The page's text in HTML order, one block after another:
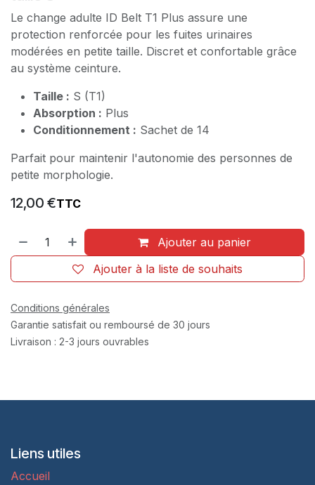
Le change adulte ID Belt T1 Plus assure une
protection renforcée pour les fuites urinaires
modérées en petite taille. Discret et confortable grâce
au système ceinture.
Taille : S (T1)
Absorption : Plus
Conditionnement : Sachet de 14
Parfait pour maintenir l'autonomie des personnes de
petite morphologie.
12,00 €TTC
Ajouter au panier
Ajouter à la liste de souhaits
Conditions générales
Garantie satisfait ou remboursé de 30 jours
Livraison : 2-3 jours ouvrables
Liens utiles
Accueil